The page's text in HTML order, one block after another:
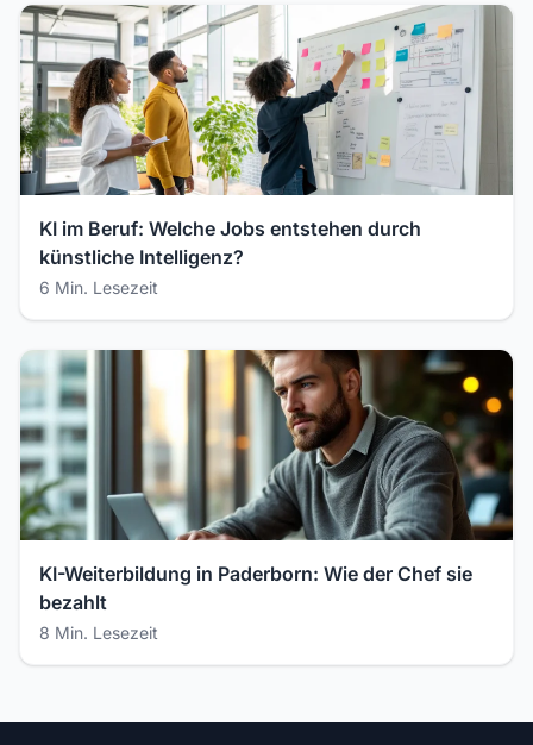
KI im Beruf: Welche Jobs entstehen durch
künstliche Intelligenz?
6 Min. Lesezeit
KI-Weiterbildung in Paderborn: Wie der Chef sie
bezahlt
8 Min. Lesezeit